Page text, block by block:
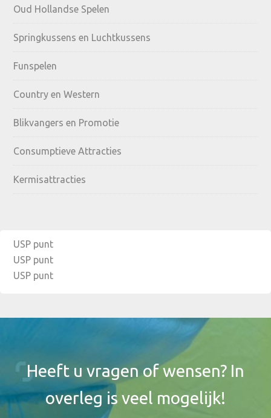
Oud Hollandse Spelen
Springkussens en Luchtkussens
Funspelen
Country en Western
Blikvangers en Promotie
Consumptieve Attracties
Kermisattracties
USP punt
USP punt
USP punt
Header
Heeft u vragen of wensen? In
overleg is veel mogelijk!